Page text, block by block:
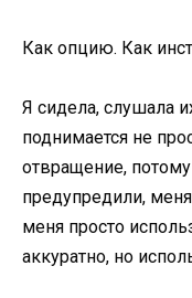
Как опцию. Как
Я сидела, слушала
поднимается не
отвращение,
предупредили,
меня просто
аккуратно, но